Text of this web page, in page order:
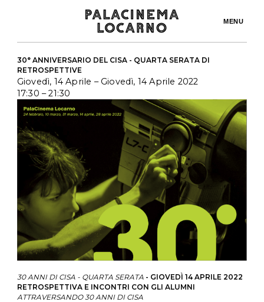
MENU
30° ANNIVERSARIO DEL CISA - QUARTA SERATA DI
RETROSPETTIVE
Giovedì, 14 Aprile – Giovedì, 14 Aprile 2022
17:30 – 21:30
30 ANNI DI CISA - QUARTA SERATA - GIOVEDÌ 14 APRILE 2022
RETROSPETTIVA E INCONTRI CON GLI ALUMNI
ATTRAVERSANDO 30 ANNI DI CISA